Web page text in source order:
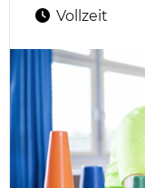
Vollzeit